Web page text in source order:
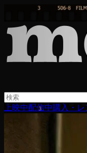
上映中配信中購入・